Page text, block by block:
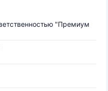
"Премиум